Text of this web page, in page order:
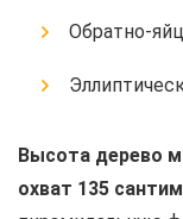
Обратно-
Высота дерево
охват 135